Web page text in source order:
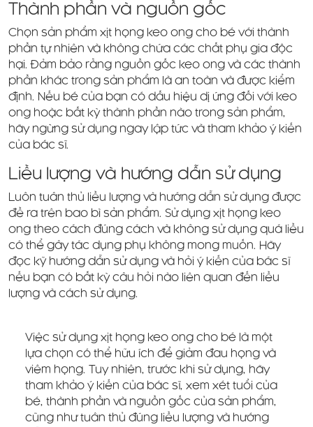
Thành phần và nguồn gốc
Chọn sản phẩm xịt họng keo ong cho bé với thành
phần tự nhiên và không chứa các chất phụ gia độc
hại. Đảm bảo rằng nguồn gốc keo ong và các thành
phần khác trong sản phẩm là an toàn và được kiểm
định. Nếu bé của bạn có dấu hiệu dị ứng đối với keo
ong hoặc bất kỳ thành phần nào trong sản phẩm,
hãy ngừng sử dụng ngay lập tức và tham khảo ý kiến
của bác sĩ.
Liều lượng và hướng dẫn sử dụng
Luôn tuân thủ liều lượng và hướng dẫn sử dụng được
đề ra trên bao bì sản phẩm. Sử dụng xịt họng keo
ong theo cách đúng cách và không sử dụng quá liều
có thể gây tác dụng phụ không mong muốn. Hãy
đọc kỹ hướng dẫn sử dụng và hỏi ý kiến ​​của bác sĩ
nếu bạn có bất kỳ câu hỏi nào liên quan đến liều
lượng và cách sử dụng.
Việc sử dụng xịt họng keo ong cho bé là một
lựa chọn có thể hữu ích để giảm đau họng và
viêm họng. Tuy nhiên, trước khi sử dụng, hãy
tham khảo ý kiến của bác sĩ, xem xét tuổi của
bé, thành phần và nguồn gốc của sản phẩm,
cũng như tuân thủ đúng liều lượng và hướng